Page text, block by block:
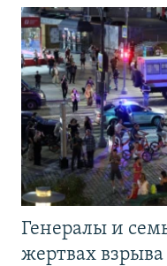
Генералы и
жертвах взрыва